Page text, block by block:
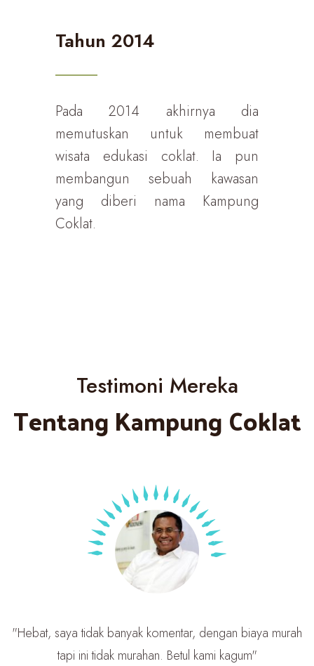
Tahun 2014
Pada 2014 akhirnya dia
memutuskan untuk membuat
wisata edukasi coklat. Ia pun
membangun sebuah kawasan
yang diberi nama Kampung
Coklat.
Testimoni Mereka
Tentang Kampung Coklat
"Hebat, saya tidak banyak komentar, dengan biaya murah
tapi ini tidak murahan. Betul kami kagum"